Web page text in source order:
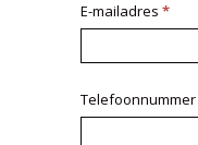
E-mailadres *
Telefoonnummer